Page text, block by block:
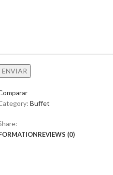
Buffet
REVIEWS (0)